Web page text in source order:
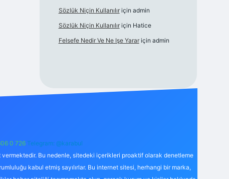
Sözlük Niçin Kullanılıriçin admin
Sözlük Niçin Kullanılıriçin Hatice
Felsefe Nedir Ve Ne Işe Yarariçin admin
0 726 Telegram: @karabul
vermektedir. Bu nedenle, sitedeki içerikleri proaktif olarak denetleme
kabul etmiş sayılırlar. Bu internet sitesi, herhangi bir marka,